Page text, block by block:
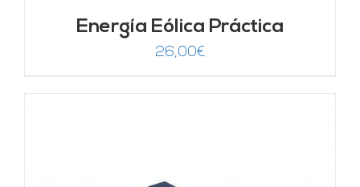
Energía Eólica Práctica
26,00€